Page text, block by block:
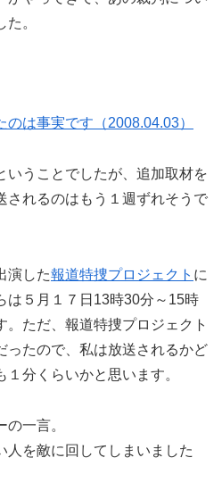
。
は事実です（2008.04.03）
いうことでしたが、追加取材を
されるのはもう１週ずれそうで
演した報道特捜プロジェクト に
は５月１７日13時30分～15時
。ただ、報道特捜プロジェクト
ったので、私は放送されるかど
分くらいかと思います。
一言。
人を敵に回してしまいました